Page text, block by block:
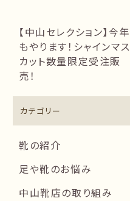
【中山セレクション】今年
もやります！シャインマス
カット数量限定受注販
売！
カテゴリー
靴の紹介
足や靴のお悩み
中山靴店の取り組み